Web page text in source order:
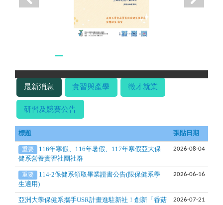
最新消息 實習與產學 徵才就業
研習及競賽公告
標題 張貼日期
重要
116年寒假、116年暑假、117年寒假亞大保
健系營養實習社團社群
2026-08-04
重要
114-2保健系領取畢業證書公告(限保健系學
生適用)
2026-06-16
亞洲大學保健系攜手USR計畫進駐新社！創新「香菇
2026-07-21